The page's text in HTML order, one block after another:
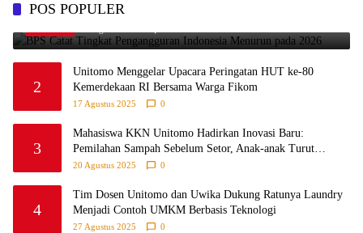
POS POPULER
1
pada 2026
2
Unitomo Menggelar Upacara Peringatan HUT ke-80
Kemerdekaan RI Bersama Warga Fikom
17 Agustus 2025 0
3
Mahasiswa KKN Unitomo Hadirkan Inovasi Baru:
Pemilahan Sampah Sebelum Setor, Anak-anak Turut
Partisipasi Lewat Game Edukatif di Desa Tanjungsari
20 Agustus 2025 0
4
Tim Dosen Unitomo dan Uwika Dukung Ratunya Laundry
Menjadi Contoh UMKM Berbasis Teknologi
27 Agustus 2025 0